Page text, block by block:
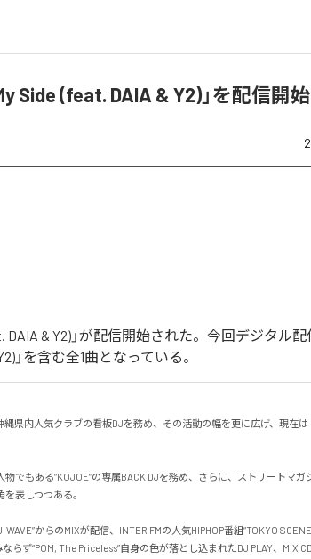
Side (feat. DAIA & Y2)」を配信開始
DAIA & Y2)」が配信開始された。今回デジタル
」を含む全1曲となっている。
県内人気クラブの看板DJを務め、その活動の幅を更に広げ、現在は
でもある“KOJOE”の専属BACK DJを務め、さらに、ストリートマガ
を表しつつある。
からのMIXが配信、INTER FMの人気HIPHOP番組“TOKYO
らず“POM, The Priceless”自身の色が落とし込まれたDJ PLAY、MIX